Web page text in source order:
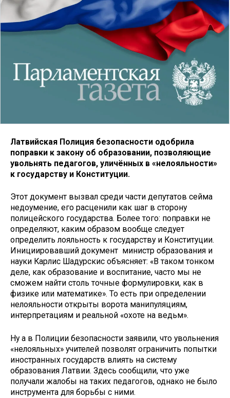
Латвийская Полиция безопасности одобрила
поправки к закону об образовании, позволяющие
увольнять педагогов, уличённых в «нелояльности»
к государству и Конституции.
Этот документ вызвал среди части депутатов сейма
недоумение, его расценили как шаг в сторону
полицейского государства. Более того: поправки не
определяют, каким образом вообще следует
определить лояльность к государству и Конституции.
Инициировавший документ министр образования и
науки Карлис Шадурскис объясняет: «В таком тонком
деле, как образование и воспитание, часто мы не
сможем найти столь точные формулировки, как в
физике или математике». То есть при определении
нелояльности открыты ворота манипуляциям,
интерпретациям и реальной «охоте на ведьм».
Ну а в Полиции безопасности заявили, что увольнения
«нелояльных» учителей позволят ограничить попытки
иностранных государств влиять на систему
образования Латвии. Здесь сообщили, что уже
получали жалобы на таких педагогов, однако не было
инструмента для борьбы с ними.